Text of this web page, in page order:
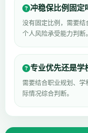
冲稳保比例固定
没有固定比例，需要结
个人风险承受能力判断。
专业优先还是学
需要结合职业规划、
际情况综合判断。